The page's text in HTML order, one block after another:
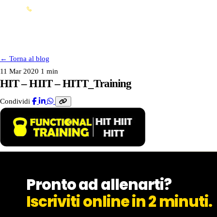
Info franchising: 0362 15 41 707
FRANCHISING
SERVIZI
I NOSTRI CLUB
← Torna al blog
11 Mar 2020 1 min
HIT – HIIT – HITT_Training
Condividi
Pronto ad allenarti?
Iscriviti online in 2 minuti.